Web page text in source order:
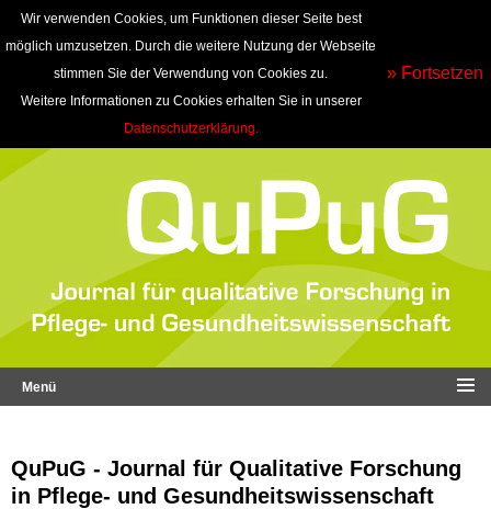
Wir verwenden Cookies, um Funktionen dieser Seite best
möglich umzusetzen. Durch die weitere Nutzung der Webseite
stimmen Sie der Verwendung von Cookies zu.
Weitere Informationen zu Cookies erhalten Sie in unserer
Datenschutzerklärung.
» Fortsetzen
Menü
QuPuG - Journal für Qualitative Forschung
in Pflege- und Gesundheitswissenschaft